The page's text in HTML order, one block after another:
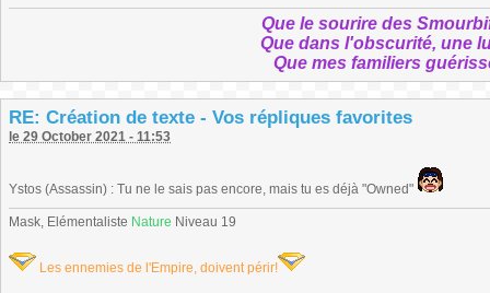
Que le sourire des
Que dans l'obscurité, une
Que mes familiers
RE: Création de texte - Vos répliques favorites
le 29 October 2021 - 11:53
Ystos (Assassin) : Tu ne le sais pas encore, mais tu es déjà "Owned"
Mask, Elémentaliste Nature Niveau 19
Les ennemies de l'Empire, doivent périr!